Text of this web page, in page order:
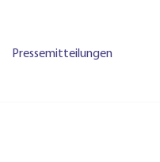
Pressemitteilungen